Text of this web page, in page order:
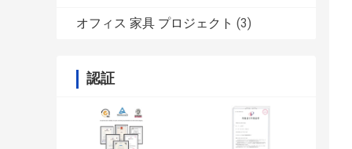
オフィス 家具 プロジェクト (3)
認証